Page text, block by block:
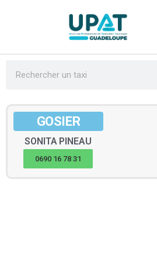
GOSIER
SONITA PINEAU
0690 16 78 31